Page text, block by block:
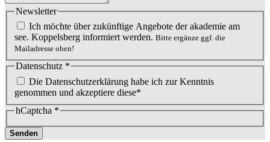
Newsletter
Ich möchte über zukünftige Angebote der akademie am
see. Koppelsberg informiert werden. Bitte ergänze ggf. die
Mailadresse oben!
Datenschutz *
Die Datenschutzerklärung habe ich zur Kenntnis
genommen und akzeptiere diese*
hCaptcha *
Senden